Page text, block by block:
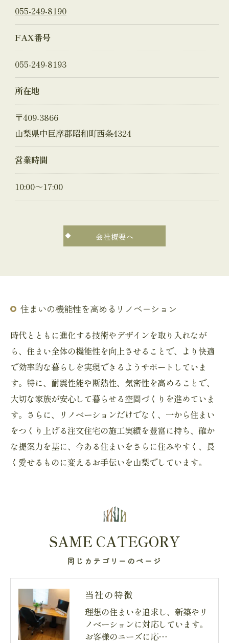
055-249-8190
FAX番号
055-249-8193
所在地
〒409-3866
山梨県中巨摩郡昭和町西条4324
営業時間
10:00～17:00
会社概要へ
住まいの機能性を高めるリノベーション
時代とともに進化する技術やデザインを取り入れなが
ら、住まい全体の機能性を向上させることで、より快適
で効率的な暮らしを実現できるようサポートしていま
す。特に、耐震性能や断熱性、気密性を高めることで、
大切な家族が安心して暮らせる空間づくりを進めていま
す。さらに、リノベーションだけでなく、一から住まい
をつくり上げる注文住宅の施工実績を豊富に持ち、確か
な提案力を基に、今ある住まいをさらに住みやすく、長
く愛せるものに変えるお手伝いを山梨でしています。
同じカテゴリーのページ
SAME CATEGORY
当社の特徴
理想の住まいを追求し、新築やリ
ノベーションに対応しています。
お客様のニーズに応…